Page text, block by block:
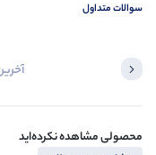
سوالات متداول
محصولی مشاهده نکرده‌اید